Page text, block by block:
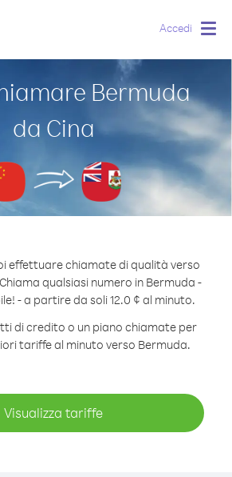
Accedi
Bermuda
da Cina
effettuare chiamate di qualità verso
Chiama qualsiasi numero in Bermuda -
- a partire da soli 12.0 ¢ al minuto.
di credito o un piano chiamate per
tariffe al minuto verso Bermuda.
Visualizza tariffe